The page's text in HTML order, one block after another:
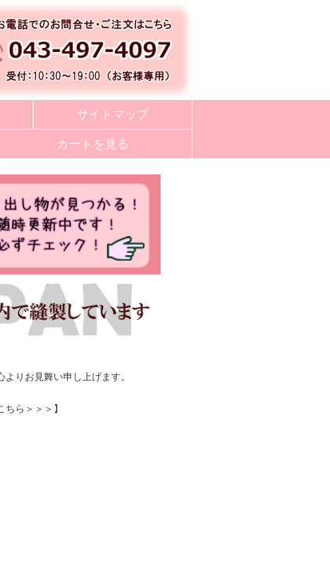
サイトマップ
カートを見る
りお見舞い申し上げます。
ちら＞＞＞】